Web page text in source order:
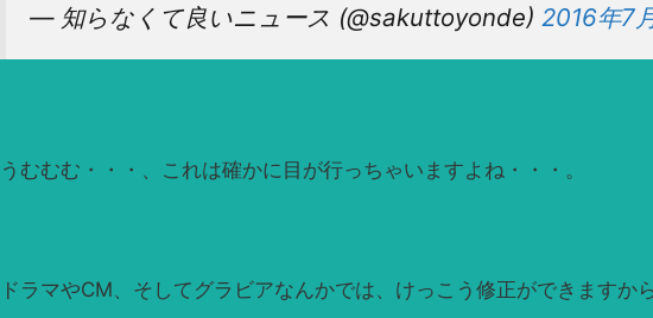
— 知らなくて良いニュース (@sakuttoyonde) 2016年7
うむむむ・・・、これは確かに目が行っちゃいますよね・・・。
ドラマやCM、そしてグラビアなんかでは、けっこう修正ができます